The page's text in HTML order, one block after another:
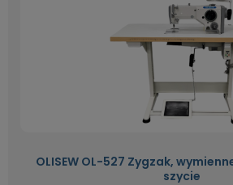
OLISEW OL-527 Zygzak,
szycie